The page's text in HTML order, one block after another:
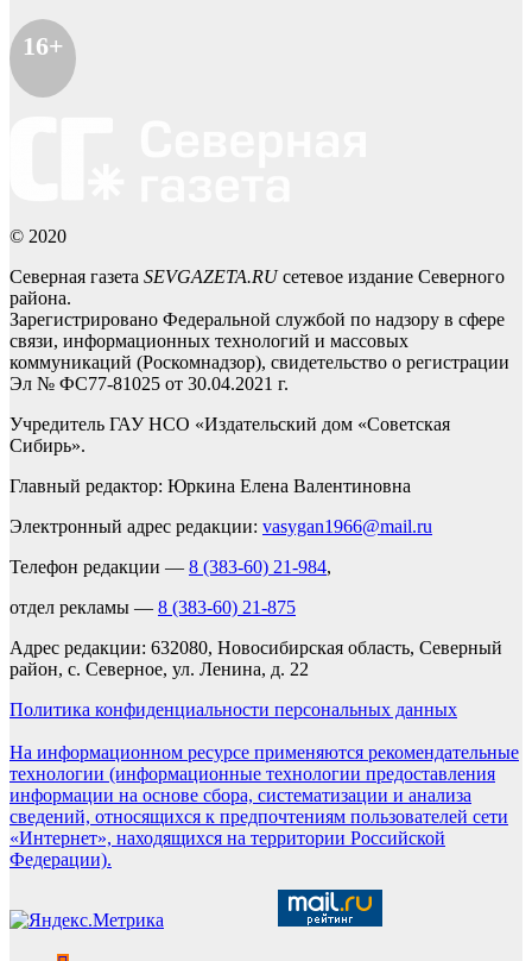
16+
© 2020
Северная газета SEVGAZETA.RUсетевое издание Северного
района.
Зарегистрировано Федеральной службой по надзору в сфере
связи, информационных технологий и массовых
коммуникаций (Роскомнадзор), свидетельство о регистрации
Эл № ФС77-81025 от 30.04.2021 г.
Учредитель ГАУ НСО «Издательский дом «Советская
Сибирь».
Главный редактор: Юркина Елена Валентиновна
Электронный адрес редакции: vasygan1966@mail.ru
Телефон редакции — 8 (383-60) 21-984,
отдел рекламы — 8 (383-60) 21-875
Адрес редакции: 632080, Новосибирская область, Северный
район, с. Северное, ул. Ленина, д. 22
Политика конфиденциальности персональных данных
На информационном ресурсе применяются рекомендательные
технологии (информационные технологии предоставления
информации на основе сбора, систематизации и анализа
сведений, относящихся к предпочтениям пользователей сети
«Интернет», находящихся на территории Российской
Федерации).